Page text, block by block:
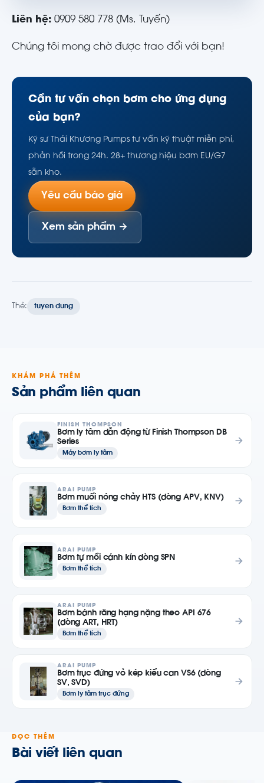
Liên hệ: 0909 580 778 (Ms. Tuyến)
Chúng tôi mong chờ được trao đổi với bạn!
Cần tư vấn chọn bơm cho ứng dụng
của bạn?
Kỹ sư Thái Khương Pumps tư vấn kỹ thuật miễn phí,
phản hồi trong 24h. 28+ thương hiệu bơm EU/G7
sẵn kho.
Yêu cầu báo giá
Xem sản phẩm →
Thẻ: tuyen dung
KHÁM PHÁ THÊM
Sản phẩm liên quan
FINISH THOMPSON
Bơm ly tâm dẫn động từ Finish Thompson DB
Series
Máy bơm ly tâm
ARAI PUMP
Bơm muối nóng chảy HTS (dòng APV, KNV)
Bơm thể tích
ARAI PUMP
Bơm tự mồi cánh kín dòng SPN
Bơm thể tích
ARAI PUMP
Bơm bánh răng hạng nặng theo API 676
(dòng ART, HRT)
Bơm thể tích
ARAI PUMP
Bơm trục đứng vỏ kép kiểu can VS6 (dòng
SV, SVD)
Bơm ly tâm trục đứng
ĐỌC THÊM
Bài viết liên quan